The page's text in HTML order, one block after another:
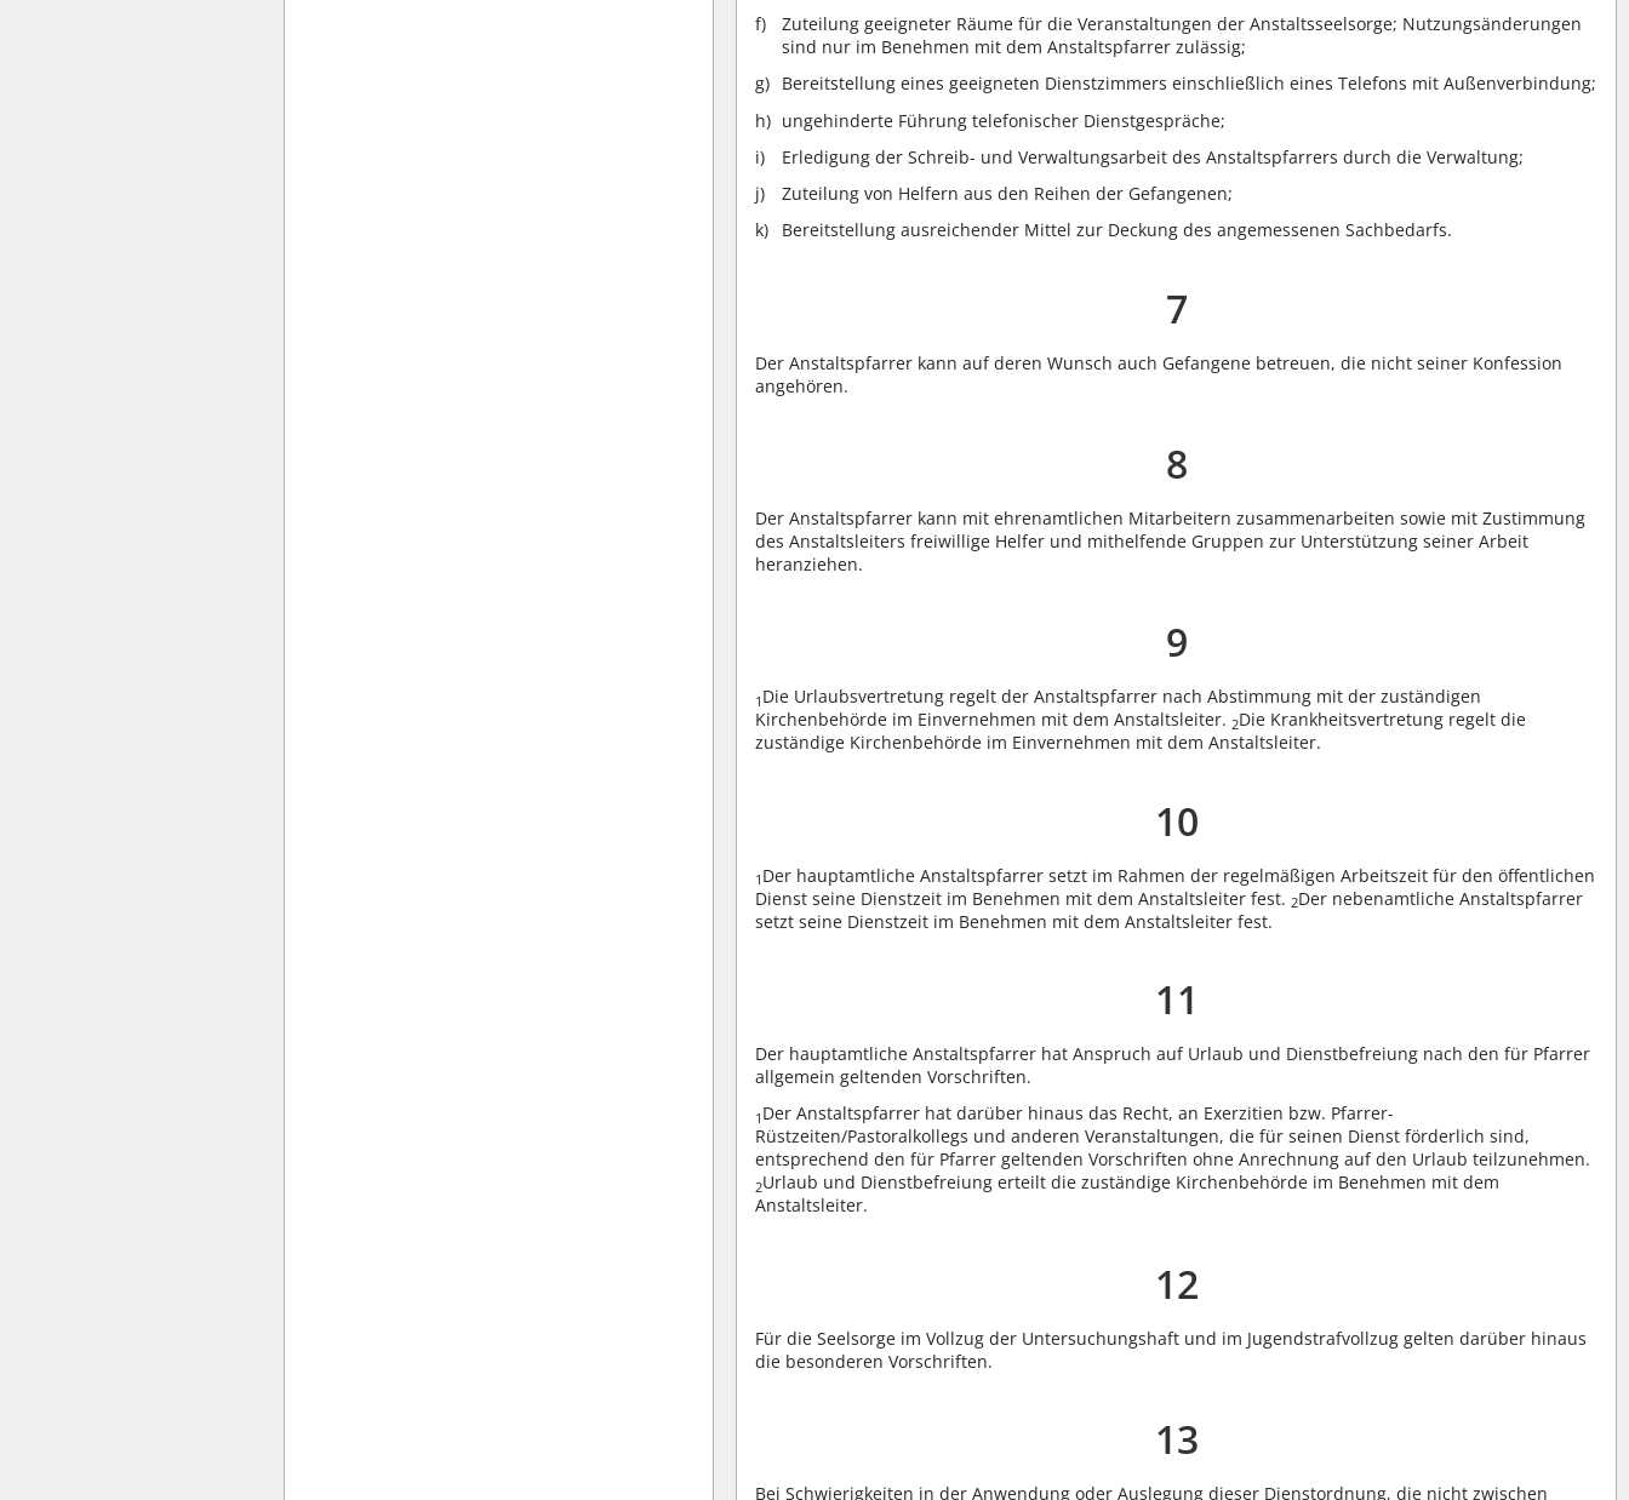
Zuteilung geeigneter Räume für die Veranstaltungen der Anstaltsseelsorge; Nutzungsänderungen
sind nur im Benehmen mit dem Anstaltspfarrer zulässig;
Bereitstellung eines geeigneten Dienstzimmers einschließlich eines Telefons mit Außenverbindung;
ungehinderte Führung telefonischer Dienstgespräche;
Erledigung der Schreib- und Verwaltungsarbeit des Anstaltspfarrers durch die Verwaltung;
Zuteilung von Helfern aus den Reihen der Gefangenen;
Bereitstellung ausreichender Mittel zur Deckung des angemessenen Sachbedarfs.
7
Der Anstaltspfarrer kann auf deren Wunsch auch Gefangene betreuen, die nicht seiner Konfession
angehören.
8
Der Anstaltspfarrer kann mit ehrenamtlichen Mitarbeitern zusammenarbeiten sowie mit Zustimmung
des Anstaltsleiters freiwillige Helfer und mithelfende Gruppen zur Unterstützung seiner Arbeit
heranziehen.
9
1 Die Urlaubsvertretung regelt der Anstaltspfarrer nach Abstimmung mit der zuständigen
Kirchenbehörde im Einvernehmen mit dem Anstaltsleiter. 2Die Krankheitsvertretung regelt die
zuständige Kirchenbehörde im Einvernehmen mit dem Anstaltsleiter.
10
1 Der hauptamtliche Anstaltspfarrer setzt im Rahmen der regelmäßigen Arbeitszeit für den öffentlichen
Dienst seine Dienstzeit im Benehmen mit dem Anstaltsleiter fest. 2Der nebenamtliche Anstaltspfarrer
setzt seine Dienstzeit im Benehmen mit dem Anstaltsleiter fest.
11
Der hauptamtliche Anstaltspfarrer hat Anspruch auf Urlaub und Dienstbefreiung nach den für Pfarrer
allgemein geltenden Vorschriften.
1 Der Anstaltspfarrer hat darüber hinaus das Recht, an Exerzitien bzw. Pfarrer-
Rüstzeiten/Pastoralkollegs und anderen Veranstaltungen, die für seinen Dienst förderlich sind,
entsprechend den für Pfarrer geltenden Vorschriften ohne Anrechnung auf den Urlaub teilzunehmen.
2Urlaub und Dienstbefreiung erteilt die zuständige Kirchenbehörde im Benehmen mit dem
Anstaltsleiter.
12
Für die Seelsorge im Vollzug der Untersuchungshaft und im Jugendstrafvollzug gelten darüber hinaus
die besonderen Vorschriften.
13
Bei Schwierigkeiten in der Anwendung oder Auslegung dieser Dienstordnung, die nicht zwischen